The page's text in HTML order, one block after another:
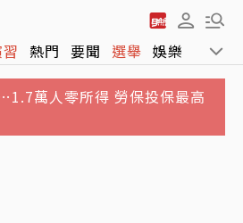
熱門 要聞 選舉 娛樂 運動
萬人零所得 勞保投保最高